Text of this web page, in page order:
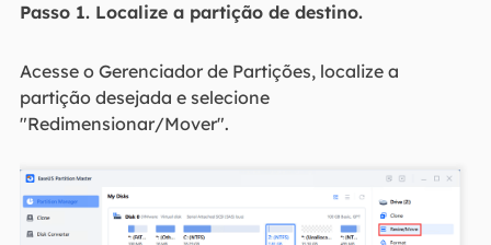
Passo 1. Localize a partição de destino.
Acesse o Gerenciador de Partições, localize a
partição desejada e selecione
"Redimensionar/Mover".